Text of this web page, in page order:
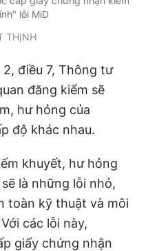
cấp ngày 24.3.2020
Thanh Niên. Cấm sao
có sự chấp thuận bằng văn
JSC.
lỗi MiD
THỊNH
điều 7, Thông tư
đăng kiểm sẽ
hư hỏng của
độ khác nhau.
khuyết, hư hỏng
là những lỗi nhỏ,
toàn kỹ thuật và môi
các lỗi này,
giấy chứng nhận